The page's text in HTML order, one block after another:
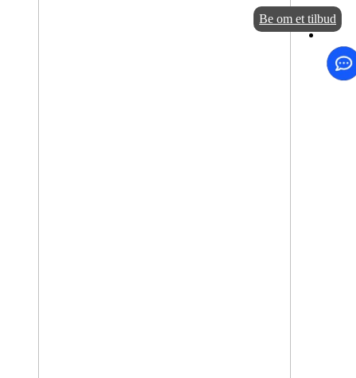
Be om et tilbud